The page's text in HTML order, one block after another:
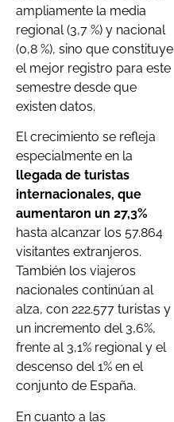
ampliamente la media
regional (3,7 %) y nacional
(0,8 %), sino que constituye
el mejor registro para este
semestre desde que
existen datos.
El crecimiento se refleja
especialmente en la
llegada de turistas
internacionales, que
aumentaron un 27,3%
hasta alcanzar los 57.864
visitantes extranjeros.
También los viajeros
nacionales continúan al
alza, con 222.577 turistas y
un incremento del 3,6%,
frente al 3,1% regional y el
descenso del 1% en el
conjunto de España.
En cuanto a las